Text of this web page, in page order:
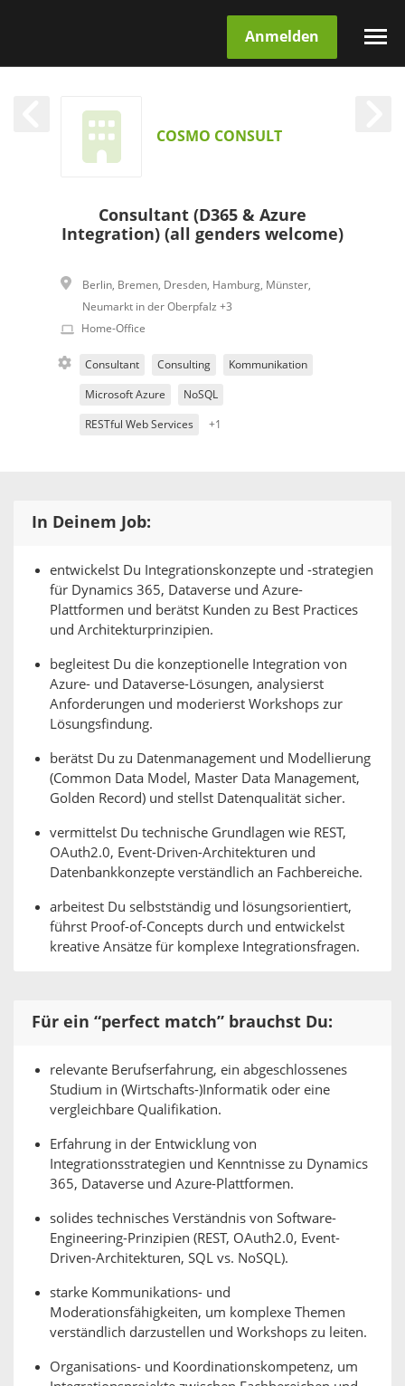
Anmelden
COSMO CONSULT
Consultant (D365 & Azure
Integration) (all genders welcome)
Berlin, Bremen, Dresden, Hamburg, Münster,
Neumarkt in der Oberpfalz +3
Home-Office
Consultant Consulting Kommunikation
Microsoft Azure NoSQL
RESTful Web Services +1
In Deinem Job:
entwickelst Du Integrationskonzepte und -strategien
für Dynamics 365, Dataverse und Azure-
Plattformen und berätst Kunden zu Best Practices
und Architekturprinzipien.
begleitest Du die konzeptionelle Integration von
Azure- und Dataverse-Lösungen, analysierst
Anforderungen und moderierst Workshops zur
Lösungsfindung.
berätst Du zu Datenmanagement und Modellierung
(Common Data Model, Master Data Management,
Golden Record) und stellst Datenqualität sicher.
vermittelst Du technische Grundlagen wie REST,
OAuth2.0, Event-Driven-Architekturen und
Datenbankkonzepte verständlich an Fachbereiche.
arbeitest Du selbstständig und lösungsorientiert,
führst Proof-of-Concepts durch und entwickelst
kreative Ansätze für komplexe Integrationsfragen.
Für ein “perfect match” brauchst Du:
relevante Berufserfahrung, ein abgeschlossenes
Studium in (Wirtschafts-)Informatik oder eine
vergleichbare Qualifikation.
Erfahrung in der Entwicklung von
Integrationsstrategien und Kenntnisse zu Dynamics
365, Dataverse und Azure-Plattformen.
solides technisches Verständnis von Software-
Engineering-Prinzipien (REST, OAuth2.0, Event-
Driven-Architekturen, SQL vs. NoSQL).
starke Kommunikations- und
Moderationsfähigkeiten, um komplexe Themen
verständlich darzustellen und Workshops zu leiten.
Organisations- und Koordinationskompetenz, um